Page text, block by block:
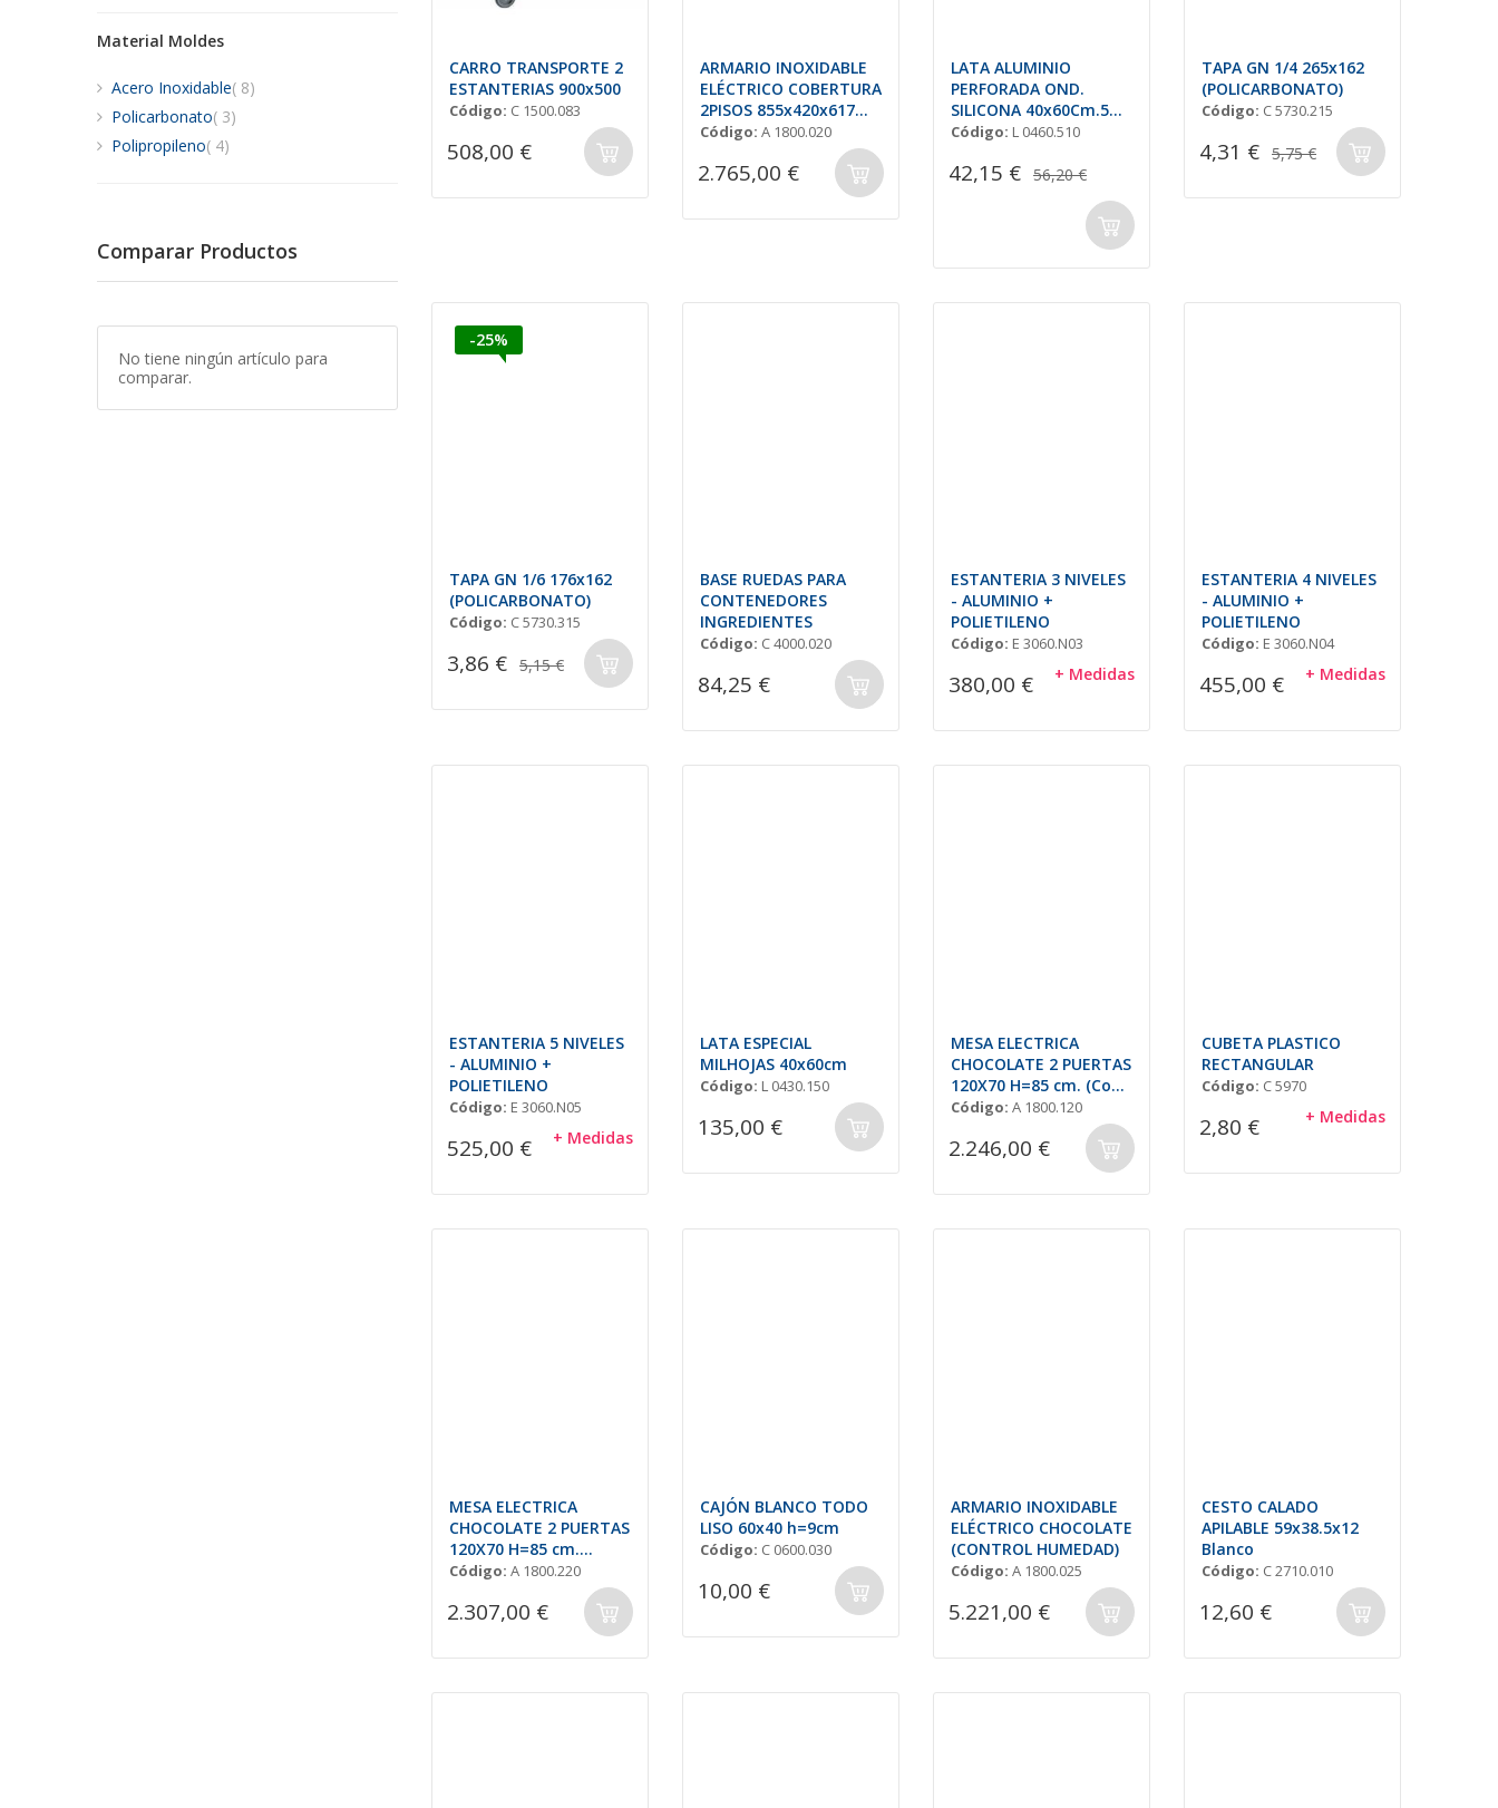
CARRO TRANSPORTE 2
ESTANTERIAS 900x500
Código: C 1500.083
508,00 €
ARMARIO INOXIDABLE
ELÉCTRICO COBERTURA
2PISOS 855x420x617
cm.
Código: A 1800.020
2.765,00 €
LATA ALUMINIO
PERFORADA OND.
SILICONA 40x60Cm.5
CNL.
Código: L 0460.510
42,15 € 56,20 €
TAPA GN 1/4 265x162
(POLICARBONATO)
Código: C 5730.215
4,31 € 5,75 €
-25%
TAPA GN 1/6 176x162
(POLICARBONATO)
Código: C 5730.315
3,86 € 5,15 €
BASE RUEDAS PARA
CONTENEDORES
INGREDIENTES
Código: C 4000.020
84,25 €
ESTANTERIA 3 NIVELES
- ALUMINIO +
POLIETILENO
Código: E 3060.N03
380,00 € + Medidas
ESTANTERIA 4 NIVELES
- ALUMINIO +
POLIETILENO
Código: E 3060.N04
455,00 € + Medidas
ESTANTERIA 5 NIVELES
- ALUMINIO +
POLIETILENO
Código: E 3060.N05
525,00 € + Medidas
LATA ESPECIAL
MILHOJAS 40x60cm
Código: L 0430.150
135,00 €
MESA ELECTRICA
CHOCOLATE 2 PUERTAS
120X70 H=85 cm. (Con
Peto)
Código: A 1800.120
2.246,00 €
CUBETA PLASTICO
RECTANGULAR
Código: C 5970
2,80 € + Medidas
MESA ELECTRICA
CHOCOLATE 2 PUERTAS
120X70 H=85 cm.
(Central)
Código: A 1800.220
2.307,00 €
CAJÓN BLANCO TODO
LISO 60x40 h=9cm
Código: C 0600.030
10,00 €
ARMARIO INOXIDABLE
ELÉCTRICO CHOCOLATE
(CONTROL HUMEDAD)
Código: A 1800.025
5.221,00 €
CESTO CALADO
APILABLE 59x38.5x12
Blanco
Código: C 2710.010
12,60 €
Material Moldes
Acero Inoxidable 8artículos
Policarbonato 3artículos
Polipropileno 4artículos
Comparar Productos
No tiene ningún artículo para
comparar.